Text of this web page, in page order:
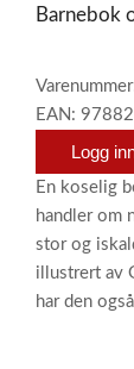
Barnebok
EAN:
Logg
En koselig
handler om
stor og
illustrert av
har den